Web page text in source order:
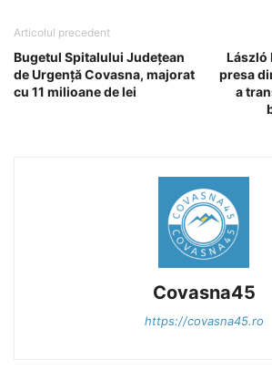
Articolul precedent
Bugetul Spitalului Județean
de Urgență Covasna, majorat
cu 11 milioane de lei
László
presa
a
Covasna45
https://covasna45.ro